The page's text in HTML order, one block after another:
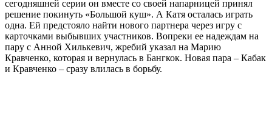
сегодняшней серии он вместе со своей напарницей принял
решение покинуть «Большой куш». А Катя осталась играть
одна. Ей предстояло найти нового партнера через игру с
карточками выбывших участников. Вопреки ее надеждам на
пару с Анной Хилькевич, жребий указал на Марию
Кравченко, которая и вернулась в Бангкок. Новая пара – Кабак
и Кравченко – сразу влилась в борьбу.